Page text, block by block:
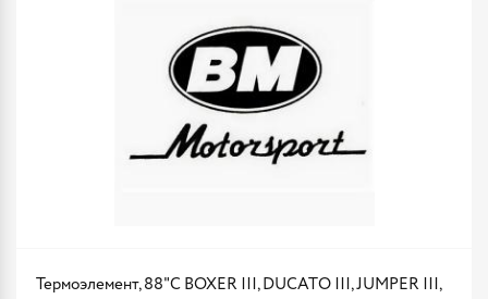
Термоэлемент, 88"C BOXER III, DUCATO III, JUMPER III,